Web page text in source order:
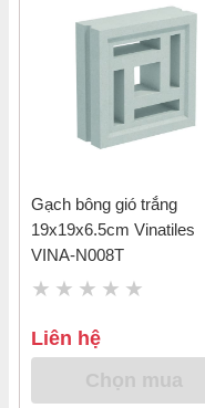
Gạch bông gió trắng
19x19x6.5cm Vinatiles
VINA-N008T
Liên hệ